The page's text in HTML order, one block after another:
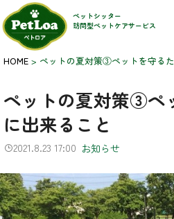
ペットシッター
訪問型ペットケアサービス
HOME > ペットの夏対策③ペットを守る
ペットの夏対策③ペ
に出来ること
2021.8.23 17:00 お知らせ